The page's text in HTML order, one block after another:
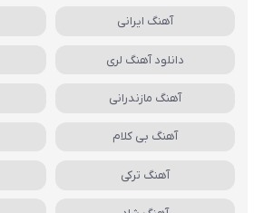
آهنگ ایرانی
دانلود آهنگ لری
آهنگ مازندرانی
آهنگ بی کلام
آهنگ ترکی